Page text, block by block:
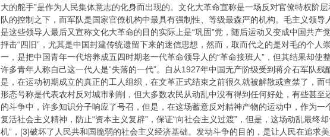
大的舵手”是作为人民集体意志的化身而出现的。文化大革命宣称是一场反对官僚特权阶
队的控制之下，而军队是国家官僚机构中最具有强制性、等级最森严的机构。毛主义领
是这些领导人最后又宣称文化大革命的目的实际上是“巩固”党，随后运动又变成中国共
抨击“四旧”，尤其是中国封建传统遗留下来的迷信思想，然而，取而代之的是对毛的个
一，是把中国青年一代培养成五四时期老一代革命领导人的“革命接班人”，但其结果却
许多青年人称自己这一代人是“失落的一代”。自从1927年中国无产阶级受到蒋介石军队
是，在运动初期成立的真正的工人组织，在文革正式结束之前很久就被解散或查禁了，
形态号称是代表农村反对城市剥削，但大多数农民从动乱中没有得到任何好处，有些甚
的斗争中，许多知识分子响应了号召，但是，在这场蓄意反对精神产物的运动中，作为
复活社会主义精神，防止“资本主义复辟”，保证“向社会主义过渡”，但是，这场动乱最
机”，[3]破坏了人民共和国脆弱的社会主义经济基础。发动斗争的目的，是让人民在追求